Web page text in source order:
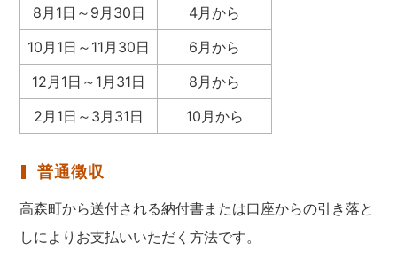
8月1日～9月30日
4月から
10月1日～11月30日
6月から
12月1日～1月31日
8月から
2月1日～3月31日
10月から
普通徴収
高森町から送付される納付書または口座からの引き落と
しによりお支払いいただく方法です。